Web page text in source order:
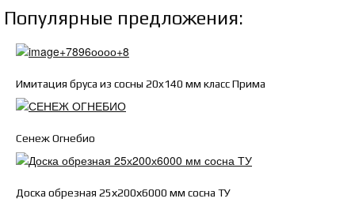
Популярные предложения:
Имитация бруса из сосны 20x140 мм класс Прима
Сенеж Огнебио
Доска обрезная 25х200х6000 мм сосна ТУ